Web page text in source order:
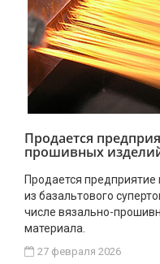
Продается
прошивных
Продается
из базальтового
числе вязально-
материала.
27 февраля 2026